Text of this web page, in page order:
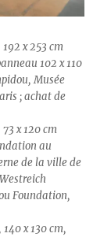
x 253 cm
102 x 110
Musée
; achat de
x 120 cm
au
de la ville de
Foundation,
x 130 cm,